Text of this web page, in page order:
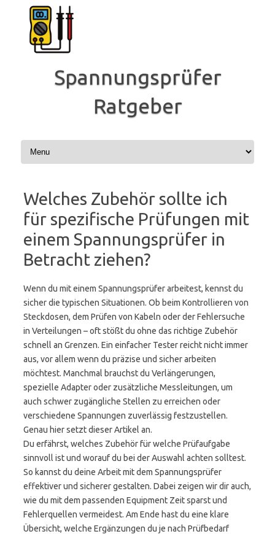
Inhalt
springen
Spannungsprüfer
Ratgeber
Welches Zubehör sollte ich
für spezifische Prüfungen mit
einem Spannungsprüfer in
Betracht ziehen?
Wenn du mit einem Spannungsprüfer arbeitest, kennst du
sicher die typischen Situationen. Ob beim Kontrollieren von
Steckdosen, dem Prüfen von Kabeln oder der Fehlersuche
in Verteilungen – oft stößt du ohne das richtige Zubehör
schnell an Grenzen. Ein einfacher Tester reicht nicht immer
aus, vor allem wenn du präzise und sicher arbeiten
möchtest. Manchmal brauchst du Verlängerungen,
spezielle Adapter oder zusätzliche Messleitungen, um
auch schwer zugängliche Stellen zu erreichen oder
verschiedene Spannungen zuverlässig festzustellen.
Genau hier setzt dieser Artikel an.
Du erfährst, welches Zubehör für welche Prüfaufgabe
sinnvoll ist und worauf du bei der Auswahl achten solltest.
So kannst du deine Arbeit mit dem Spannungsprüfer
effektiver und sicherer gestalten. Dabei zeigen wir dir auch,
wie du mit dem passenden Equipment Zeit sparst und
Fehlerquellen vermeidest. Am Ende hast du eine klare
Übersicht, welche Ergänzungen du je nach Prüfbedarf